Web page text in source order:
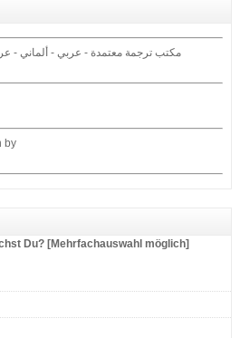
مكتب ترجمة معتمدة - عربي - ألماني -
by
Du? [Mehrfachauswahl möglich]